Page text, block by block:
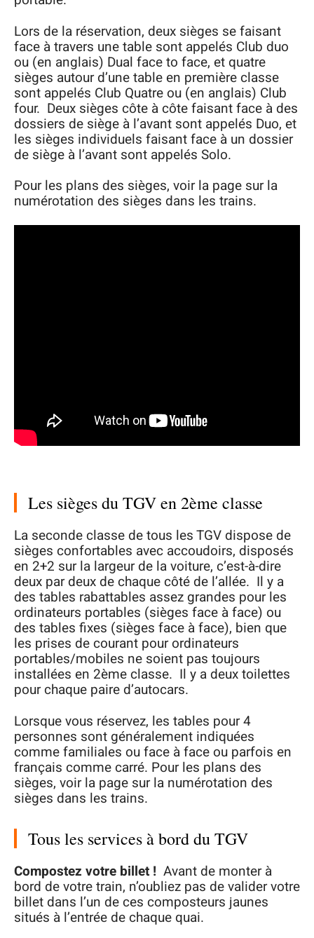
Lors de la réservation, deux sièges se faisant
face à travers une table sont appelés Club duo
ou (en anglais) Dual face to face, et quatre
sièges autour d’une table en première classe
sont appelés Club Quatre ou (en anglais) Club
four. Deux sièges côte à côte faisant face à des
dossiers de siège à l’avant sont appelés Duo, et
les sièges individuels faisant face à un dossier
de siège à l’avant sont appelés Solo.
Pour les plans des sièges, voir la page sur la
numérotation des sièges dans les trains.
Les sièges du TGV en 2ème classe
La seconde classe de tous les TGV dispose de
sièges confortables avec accoudoirs, disposés
en 2+2 sur la largeur de la voiture, c’est-à-dire
deux par deux de chaque côté de l’allée. Il y a
des tables rabattables assez grandes pour les
ordinateurs portables (sièges face à face) ou
des tables fixes (sièges face à face), bien que
les prises de courant pour ordinateurs
portables/mobiles ne soient pas toujours
installées en 2ème classe. Il y a deux toilettes
pour chaque paire d’autocars.
Lorsque vous réservez, les tables pour 4
personnes sont généralement indiquées
comme familiales ou face à face ou parfois en
français comme carré. Pour les plans des
sièges, voir la page sur la numérotation des
sièges dans les trains.
Tous les services à bord du TGV
Compostez votre billet ! Avant de monter à
bord de votre train, n’oubliez pas de valider votre
billet dans l’un de ces composteurs jaunes
situés à l’entrée de chaque quai.